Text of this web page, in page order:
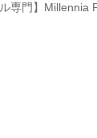
専門】Millennia